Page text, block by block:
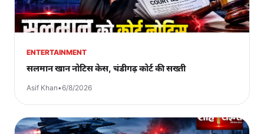
ENTERTAINMENT
सलमान खान नोटिस केस, चंडीगढ़ कोर्ट की सख्ती
Asif Khan•6/8/2026